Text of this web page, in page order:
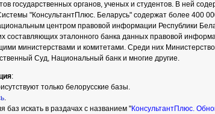
государственных органов, ученых и студентов. В ней
"КонсультантПлюс. Беларусь" содержат более 400
центром правовой информации Республики
составляющих эталонного банка данных правовой
министерствами и комитетами. Среди них
Суд, Национальный банк и многие другие.
:
только белорусские базы.
.
баз искать в раздачах с названием "КонсультантПлюс.